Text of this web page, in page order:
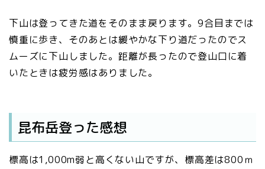
下山は登ってきた道をそのまま戻ります。9合目までは
慎重に歩き、そのあとは緩やかな下り道だったのでス
ムーズに下山しました。距離が長ったので登山口に着
いたときは疲労感はありました。
昆布岳登った感想
標高は1,000m弱と高くない山ですが、標高差は800ｍ